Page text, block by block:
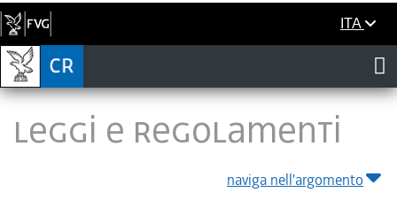
ITA
LEGGI E REGOLAMENTI
naviga nell'argomento